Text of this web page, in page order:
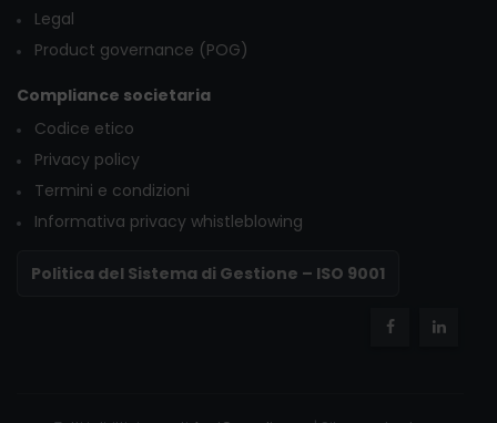
Legal
Product governance (POG)
Compliance societaria
Codice etico
Privacy policy
Termini e condizioni
Informativa privacy whistleblowing
Politica del Sistema di Gestione – ISO 9001